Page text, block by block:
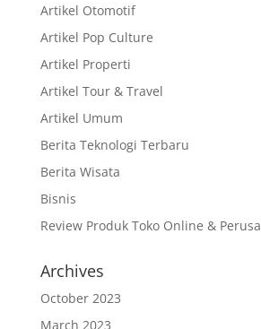
Artikel Otomotif
Artikel Pop Culture
Artikel Properti
Artikel Tour & Travel
Artikel Umum
Berita Teknologi Terbaru
Berita Wisata
Bisnis
Review Produk Toko Online &
Archives
October 2023
March 2023